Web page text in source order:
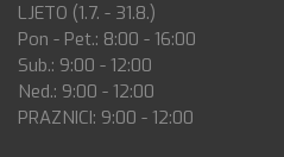
LJETO (1.7. - 31.8.)
Pon - Pet.: 8:00 - 16:00
Sub.: 9:00 - 12:00
Ned.: 9:00 - 12:00
PRAZNICI: 9:00 - 12:00